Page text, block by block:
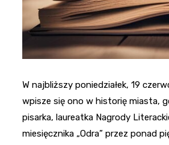
W najbliższy poniedziałek, 19
wpisze się ono w historię miasta,
pisarka, laureatka Nagrody
miesięcznika „Odra” przez ponad